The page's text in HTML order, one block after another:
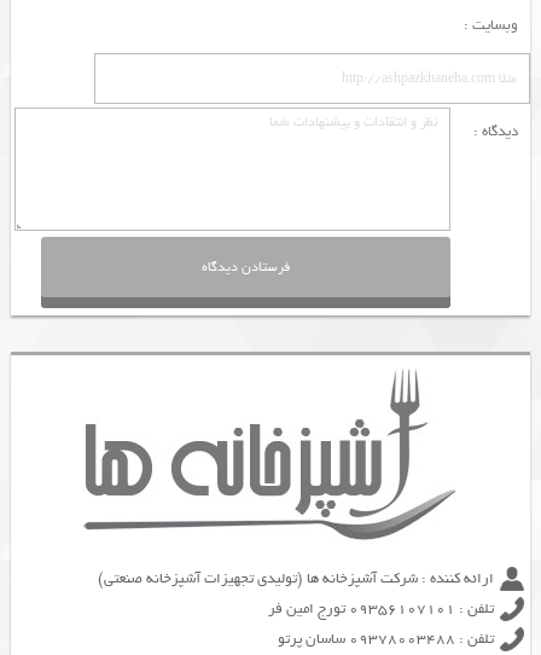
وبسایت :
دیدگاه :
ارائه کننده : شرکت آشپزخانه ها (تولیدی تجهیزات آشپزخانه صنعتی)
تلفن : 09356107101 تورج امین فر
تلفن : 09378003488 ساسان پرتو